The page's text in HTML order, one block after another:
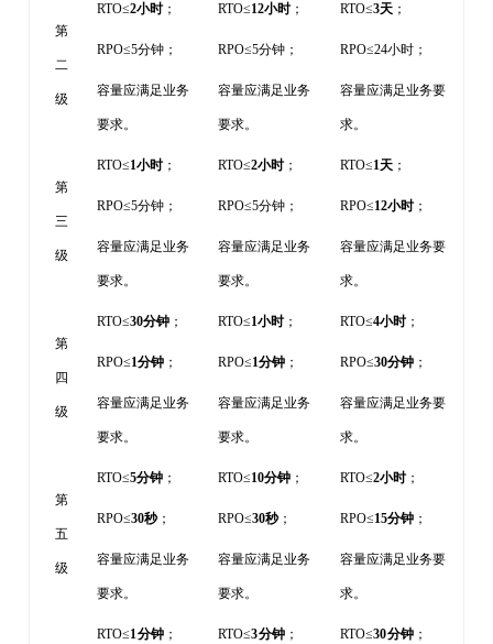
第
二
级
RTO≤2小时；
RPO≤5分钟；
容量应满足业务
要求。
RTO≤12小时；
RPO≤5分钟；
容量应满足业务
要求。
RTO≤3天 ；
RPO≤24小时；
容量应满足业务要
求。
第
三
级
RTO≤1小时；
RPO≤5分钟；
容量应满足业务
要求。
RTO≤2小时；
RPO≤5分钟；
容量应满足业务
要求。
RTO≤1天 ；
RPO≤12小时；
容量应满足业务要
求。
第
四
级
RTO≤30分钟 ；
RPO≤1分钟 ；
容量应满足业务
要求。
RTO≤1小时；
RPO≤1分钟 ；
容量应满足业务
要求。
RTO≤4小时；
RPO≤30分钟 ；
容量应满足业务要
求。
第
五
级
RTO≤5分钟 ；
RPO≤30秒；
容量应满足业务
要求。
RTO≤10分钟 ；
RPO≤30秒；
容量应满足业务
要求。
RTO≤2小时；
RPO≤15分钟 ；
容量应满足业务要
求。
RTO≤1分钟 ； RTO≤3分钟 ； RTO≤30分钟 ；